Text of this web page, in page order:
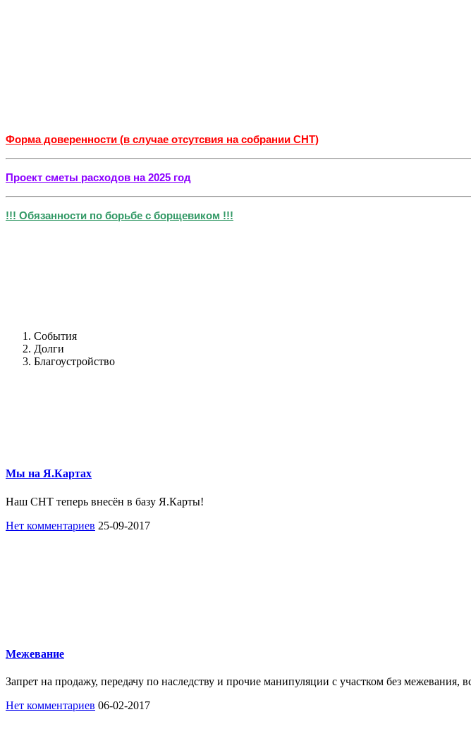
Форма доверенности (в случае отсутсвия на собрании СНТ)
Проект сметы расходов на 2025 год
!!! Обязанности по борьбе с борщевиком !!!
События
Долги
Благоустройство
Мы на Я.Картах
Наш СНТ теперь внесён в базу Я.Карты!
Нет комментариев 25-09-2017
Межевание
Запрет на продажу, передачу по наследству и прочие манипуляции с участком без межевания,
Нет комментариев 06-02-2017